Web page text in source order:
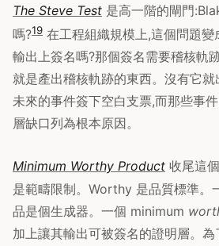
The Steve Test 是高一階的閘門
嗎?19 在工程組織規模上,這個問題
輸出上簽名嗎?那個簽名需要稽核軌
就是產出稽核軌跡的東西。沒有它
未來的事件簽下空白支票,而那些事
層缺口列為根本原因。
Minimum Worthy Product 收尾這個
是範疇限制。Worthy 是品質標準。
品是個生成器。一個 minimum
加上讓其輸出可被簽名的證明層。